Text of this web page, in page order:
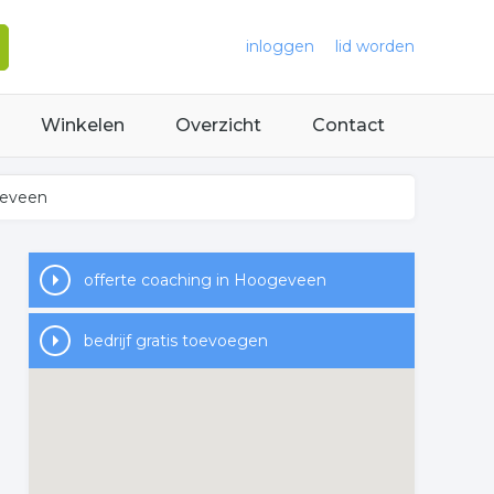
inloggen lid worden
Winkelen Overzicht Contact
offerte coaching in Hoogeveen
bedrijf gratis toevoegen